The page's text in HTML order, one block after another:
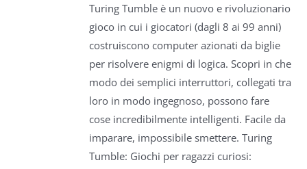
Turing Tumble è un nuovo e rivoluzionario
gioco in cui i giocatori (dagli 8 ai 99 anni)
costruiscono computer azionati da biglie
per risolvere enigmi di logica. Scopri in che
modo dei semplici interruttori, collegati tra
loro in modo ingegnoso, possono fare
cose incredibilmente intelligenti. Facile da
imparare, impossibile smettere. Turing
Tumble: Giochi per ragazzi curiosi: